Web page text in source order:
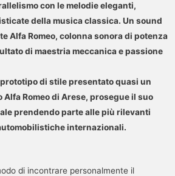
con le melodie eleganti,
della musica classica. Un sound
Alfa Romeo, colonna sonora di potenza
di maestria meccanica e passione
di stile presentato quasi un
Alfa Romeo di Arese, prosegue il suo
prendendo parte alle più rilevanti
internazionali.
di incontrare personalmente il